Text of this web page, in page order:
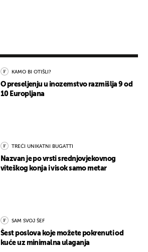
KAMO BI OTIŠLI?
O preseljenju u inozemstvo razmišlja 9 od
10 Europljana
TREĆI UNIKATNI BUGATTI
Nazvan je po vrsti srednjovjekovnog
viteškog konja i visok samo metar
SAM SVOJ ŠEF
Šest poslova koje možete pokrenuti od
kuće uz minimalna ulaganja